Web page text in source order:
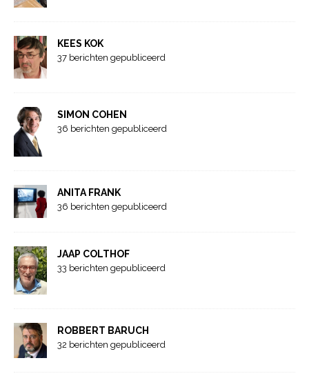
KEES KOK
37 berichten gepubliceerd
SIMON COHEN
36 berichten gepubliceerd
ANITA FRANK
36 berichten gepubliceerd
JAAP COLTHOF
33 berichten gepubliceerd
ROBBERT BARUCH
32 berichten gepubliceerd